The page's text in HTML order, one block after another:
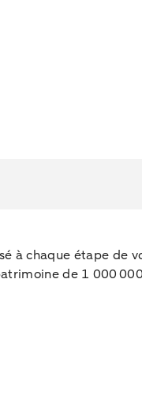
à chaque étape de
de 1 000